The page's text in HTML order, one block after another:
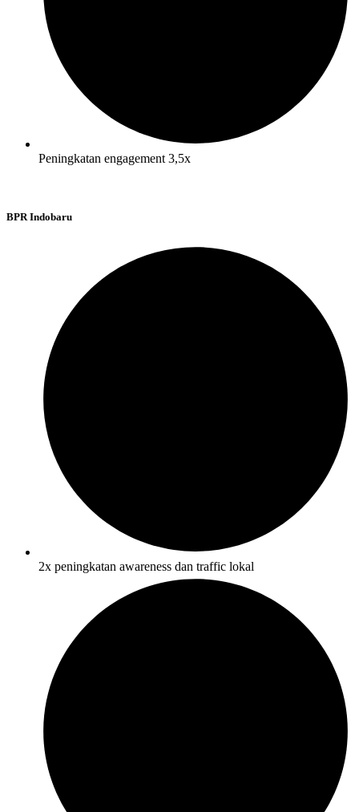
Peningkatan engagement 3,5x
BPR Indobaru
2x peningkatan awareness dan traffic lokal